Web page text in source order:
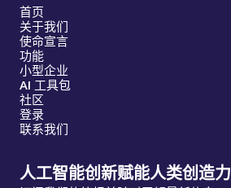
首页
关于我们
使命宣言
功能
小型企业
AI 工具包
社区
登录
联系我们
人工智能创新赋能人类创造力